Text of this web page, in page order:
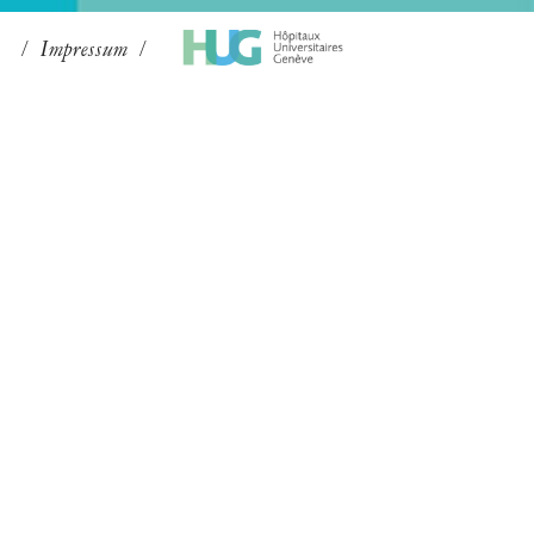
Impressum